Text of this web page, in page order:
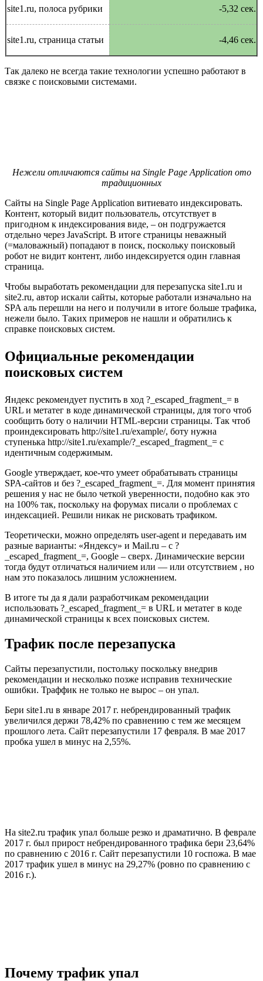
site1.ru, полоса рубрики -5,32 сек.
site1.ru, страница статьи -4,46 сек.
Так далеко не всегда такие технологии успешно работают в
связке с поисковыми системами.
Нежели отличаются сайты на Single Page Application ото
традиционных
Сайты на Single Page Application витиевато индексировать.
Контент, который видит пользователь, отсутствует в
пригодном к индексирования виде, – он подгружается
отдельно через JavaScript. В итоге страницы неважный
(=маловажный) попадают в поиск, поскольку поисковый
робот не видит контент, либо индексируется один главная
страница.
Чтобы выработать рекомендации для перезапуска site1.ru и
site2.ru, автор искали сайты, которые работали изначально на
SPA аль перешли на него и получили в итоге больше трафика,
нежели было. Таких примеров не нашли и обратились к
справке поисковых систем.
Официальные рекомендации
поисковых систем
Яндекс рекомендует пустить в ход ?_escaped_fragment_= в
URL и метатег в коде динамической страницы, для того чтоб
сообщить боту о наличии HTML-версии страницы. Так чтоб
проиндексировать http://site1.ru/example/, боту нужна
ступенька http://site1.ru/example/?_escaped_fragment_= с
идентичным содержимым.
Google утверждает, кое-что умеет обрабатывать страницы
SPA-сайтов и без ?_escaped_fragment_=. Для момент принятия
решения у нас не было четкой уверенности, подобно как это
на 100% так, поскольку на форумах писали о проблемах с
индексацией. Решили никак не рисковать трафиком.
Теоретически, можно определять user-agent и передавать им
разные варианты: «Яндексу» и Mail.ru – с ?
_escaped_fragment_=, Google – сверх. Динамические версии
тогда будут отличаться наличием или — или отсутствием , но
нам это показалось лишним усложнением.
В итоге ты да я дали разработчикам рекомендации
использовать ?_escaped_fragment_= в URL и метатег в коде
динамической страницы к всех поисковых систем.
Трафик после перезапуска
Сайты перезапустили, постольку поскольку внедрив
рекомендации и несколько позже исправив технические
ошибки. Траффик не только не вырос – он упал.
Бери site1.ru в январе 2017 г. небрендированный трафик
увеличился держи 78,42% по сравнению с тем же месяцем
прошлого лета. Сайт перезапустили 17 февраля. В мае 2017
пробка ушел в минус на 2,55%.
На site2.ru трафик упал больше резко и драматично. В феврале
2017 г. был прирост небрендированного трафика бери 23,64%
по сравнению с 2016 г. Сайт перезапустили 10 госпожа. В мае
2017 трафик ушел в минус на 29,27% (ровно по сравнению с
2016 г.).
Почему трафик упал